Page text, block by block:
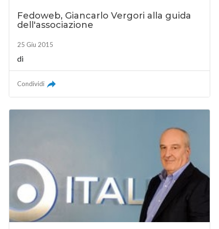
Fedoweb, Giancarlo Vergori alla guida
dell'associazione
25 Giu 2015
di
Condividi